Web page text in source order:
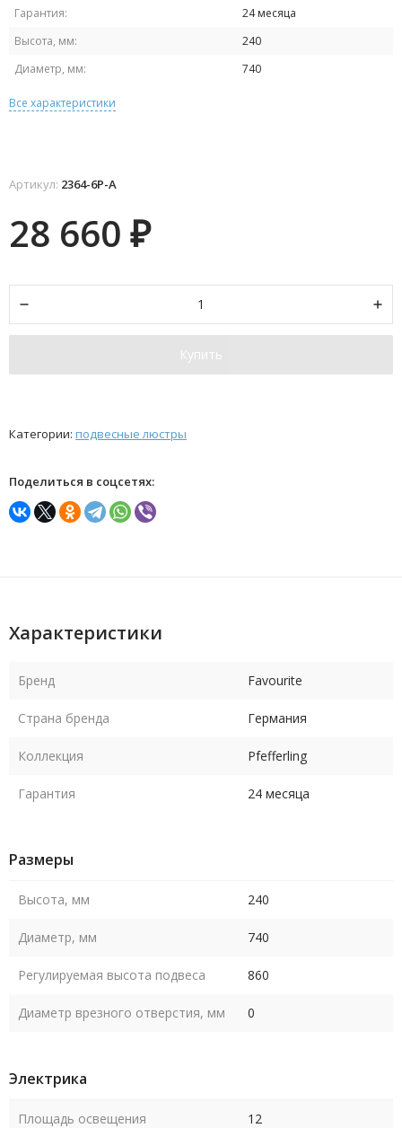
Гарантия:
24 месяца
Высота, мм:
240
Диаметр, мм:
740
Все характеристики
Артикул: 2364-6P-A
28 660 ₽
Купить
Категории: подвесные люстры
Поделиться в соцсетях:
Характеристики
Бренд Favourite
Страна бренда Германия
Коллекция Pfefferling
Гарантия 24 месяца
Размеры
Высота, мм 240
Диаметр, мм 740
Регулируемая высота подвеса 860
Диаметр врезного отверстия, мм 0
Электрика
Площадь освещения 12